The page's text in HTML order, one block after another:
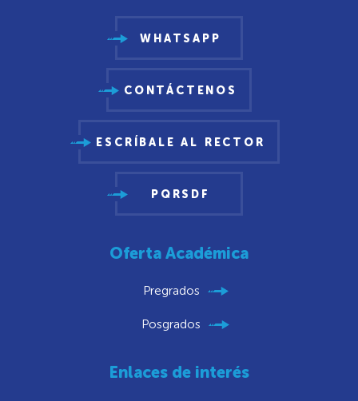
WHATSAPP
CONTÁCTENOS
ESCRÍBALE AL RECTOR
PQRSDF
Oferta Académica
Pregrados
Posgrados
Enlaces de interés